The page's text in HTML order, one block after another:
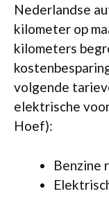
Nederlandse
kilometer op
kilometers
volgende
elektrische
Hoef):
Benzine